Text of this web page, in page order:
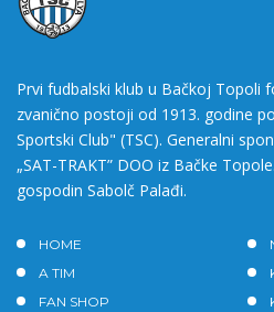
Prvi fudbalski klub u Bačkoj Topoli
zvanično postoji od 1913. godine
Sportski Club" (TSC). Generalni
„SAT-TRAKT” DOO iz Bačke
gospodin Sabolč Palađi.
HOME
A TIM
FAN SHOP